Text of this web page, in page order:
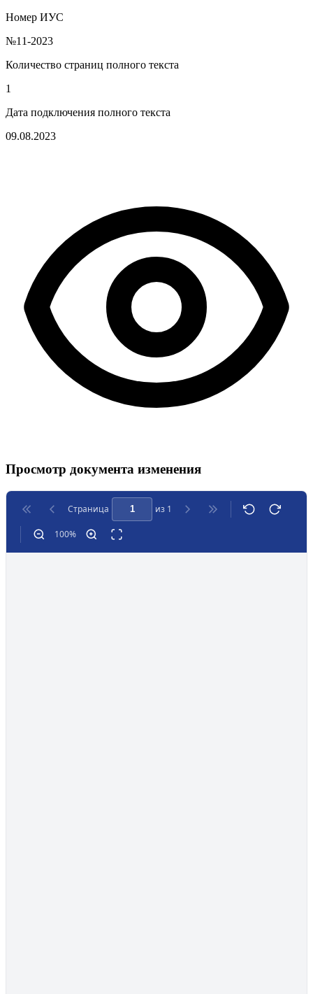
Номер ИУС
№11-2023
Количество страниц полного текста
1
Дата подключения полного текста
09.08.2023
Просмотр документа изменения